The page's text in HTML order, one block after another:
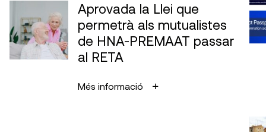
Aprovada la Llei que
permetrà als mutualistes
de HNA-PREMAAT passar
al RETA
Més informació